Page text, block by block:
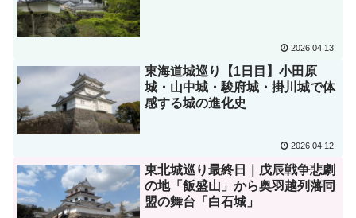
2026.04.13
東海道城巡り【1日目】小田原
城・山中城・駿府城・掛川城で体
感する城の進化史
2026.04.12
東北城巡り最終日｜戊辰戦争悲劇
の地「飯盛山」から奥羽越列藩同
盟の舞台「白石城」